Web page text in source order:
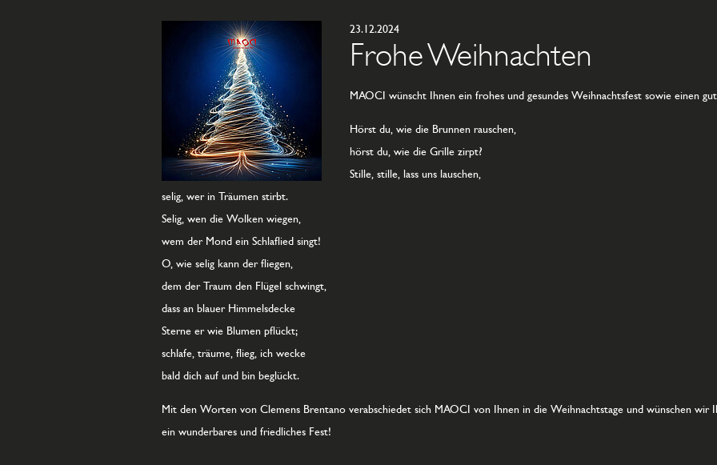
23.12.2024
Frohe Weihnachten
MAOCI wünscht Ihnen ein frohes und gesundes Weihnachtsfest sowie einen
Hörst du, wie die Brunnen rauschen,
hörst du, wie die Grille zirpt?
Stille, stille, lass uns lauschen,
selig, wer in Träumen stirbt.
Selig, wen die Wolken wiegen,
wem der Mond ein Schlaflied singt!
O, wie selig kann der fliegen,
dem der Traum den Flügel schwingt,
dass an blauer Himmelsdecke
Sterne er wie Blumen pflückt;
schlafe, träume, flieg, ich wecke
bald dich auf und bin beglückt.
Mit den Worten von Clemens Brentano verabschiedet sich MAOCI von Ihnen in die Weihnachtstage und wünschen wir
ein wunderbares und friedliches Fest!